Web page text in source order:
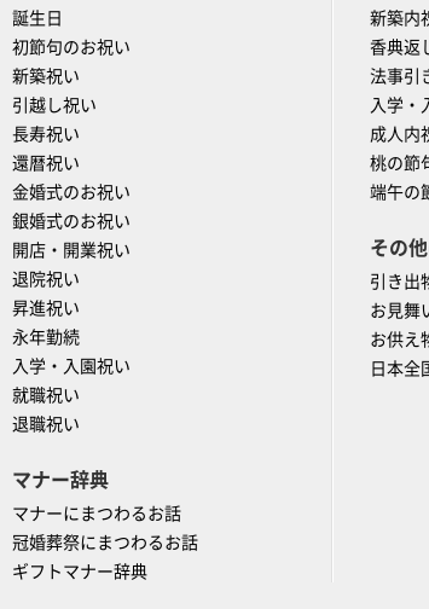
誕生日
初節句のお祝い
新築祝い
引越し祝い
長寿祝い
還暦祝い
金婚式のお祝い
銀婚式のお祝い
開店・開業祝い
退院祝い
昇進祝い
永年勤続
入学・入園祝い
就職祝い
退職祝い
マナー辞典
マナーにまつわるお話
冠婚葬祭にまつわるお話
ギフトマナー辞典
新築内
香典返
法事引
入学・
成人内
桃の節
端午の
その
引き出
お見舞
お供え
日本全